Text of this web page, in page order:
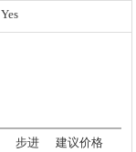
Yes
步进 建议价格